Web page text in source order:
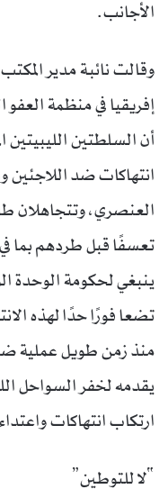
الأجانب.
وقالت نائبة مدير
إفريقيا في منظمة العفو
أن السلطتين الليبيتين
انتهاكات ضد اللاجئين
العنصري، وتتجاهلان
تعسفًا قبل طردهم بما
ينبغي لحكومة الوحدة
تضعا فورًا حدًا لهذه
منذ زمن طويل عملية
يقدمه لخفر السواحل
ارتكاب انتهاكات
“لا للتوطين”